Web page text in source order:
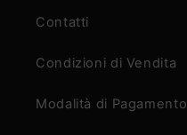
Contatti
Condizioni di Vendita
Modalità di Pagamento